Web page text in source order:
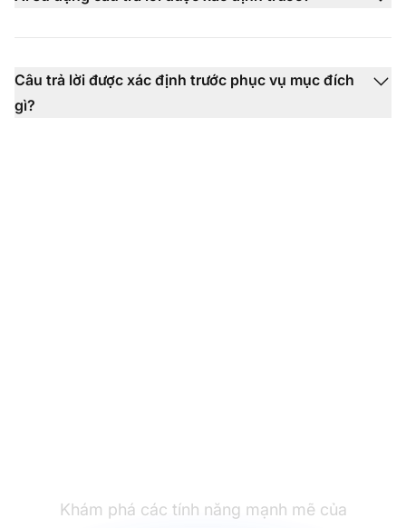
Câu trả lời được xác định trước phục vụ mục đích
gì?
Khám phá các tính năng mạnh mẽ của